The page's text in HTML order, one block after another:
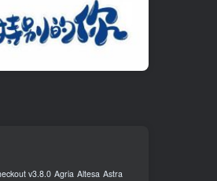
v3.8.0 Agria Altesa Astra